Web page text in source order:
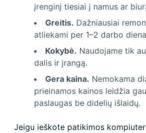
įrenginį tiesiai į namus ar
Greitis. Dažniausiai
atliekami per 1–2 darbo
Kokybė. Naudojame tik
dalis ir įrangą.
Gera kaina. Nemokama
prieinamos kainos leidžia
paslaugas be didelių išlaidų.
Jeigu ieškote patikimos